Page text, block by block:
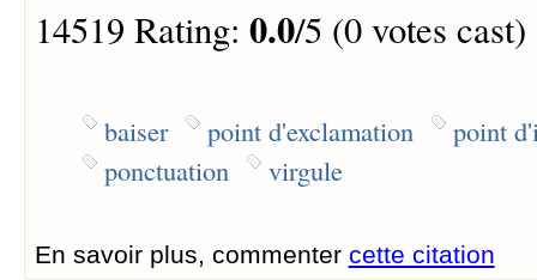
14519 Rating: 0.0/5 (0 votes cast)
baiser point d'exclamation
point
ponctuation
virgule
En savoir plus, commenter cette citation